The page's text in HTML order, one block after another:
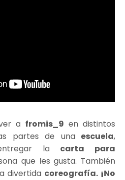
a fromis_9 en distintos
partes de unaescuela,
la carta para
que les gusta. También
divertida coreografía. ¡No